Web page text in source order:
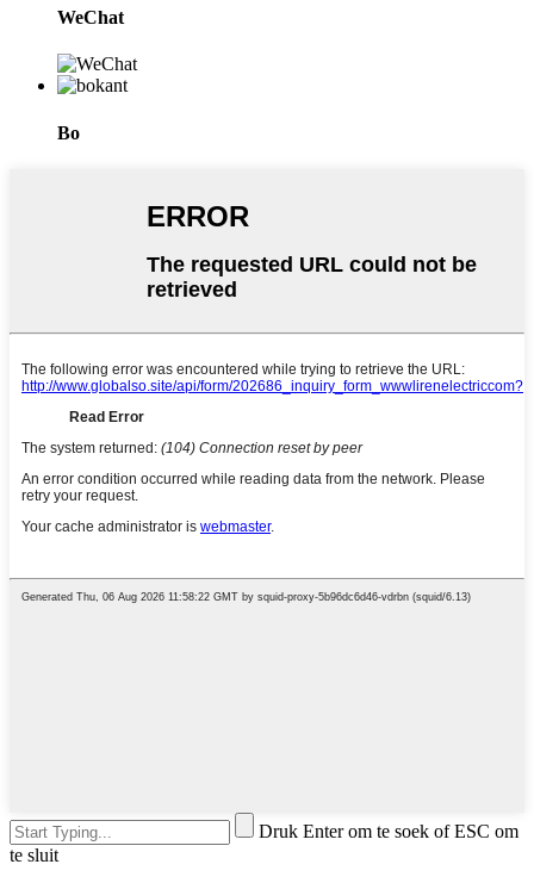
WeChat
Bo
Druk Enter om te soek of ESC om
te sluit